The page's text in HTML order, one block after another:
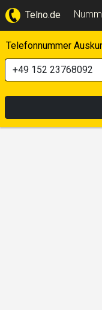
Telno.de
Telefonnummer